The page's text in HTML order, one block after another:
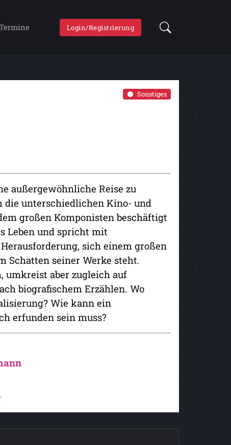
Login/Registrierung
Sonstiges
außergewöhnliche Reise zu
die unterschiedlichen Kino- und
großen Komponisten beschäftigt
Leben und spricht mit
sich einem großen
Schatten seiner Werke steht.
umkreist aber zugleich auf
biografischem Erzählen. Wo
Wie kann ein
erfunden sein muss?